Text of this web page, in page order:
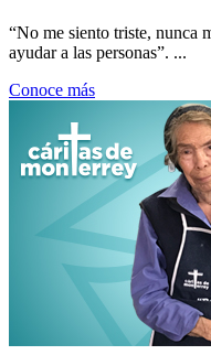
“No me siento triste, nunca
ayudar a las personas”. ...
Conoce más